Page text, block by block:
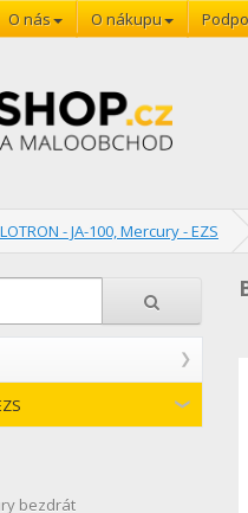
O nás O nákupu
- JA-100, Mercury - EZS
bezdrát